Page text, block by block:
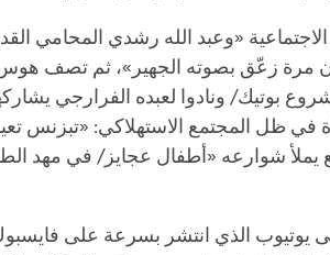
«وعبد الله رشدي المحامي
زعّق بصوته الجهير»، ثم تصف هوس
ونادوا لعبده الفرارجي
في ظل المجتمع الاستهلاكي: «تبزنس
يملأ شوارعه «أطفال عجايز/ في مهد
يوتيوب الذي انتشر بسرعة على